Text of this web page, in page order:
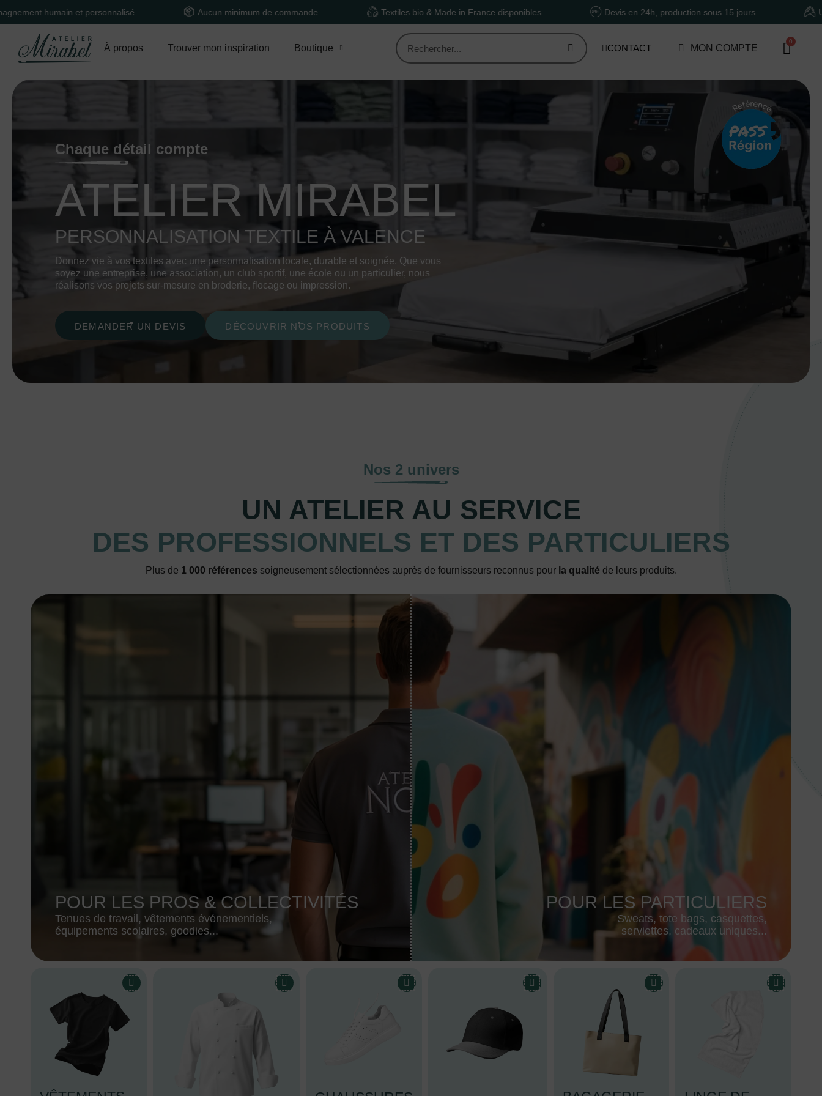
et personnalisé Aucun minimum de commande Textiles bio & Made in France disponibles Devis en 24h, production sous 15 jours Un
À propos Trouver mon inspiration Boutique CONTACT MON COMPTE
Chaque détail compte
ATELIER MIRABEL
PERSONNALISATION TEXTILE À VALENCE
Donnez vie à vos textiles avec une personnalisation locale, durable et soignée. Que vous
soyez une entreprise, une association, un club sportif, une école ou un particulier, nous
réalisons vos projets sur-mesure en broderie, flocage ou impression.
DEMANDER UN DEVIS DÉCOUVRIR NOS PRODUITS
Nos 2 univers
UN ATELIER AU SERVICE
DES PROFESSIONNELS ET DES PARTICULIERS
Plus de 1 000 références soigneusement sélectionnées auprès de fournisseurs reconnus pour la qualité de leurs produits.
POUR LES PROS & COLLECTIVITÉS
Tenues de travail, vêtements événementiels,
équipements scolaires, goodies...
POUR LES PARTICULIERS
Sweats, tote bags, casquettes,
serviettes, cadeaux uniques...